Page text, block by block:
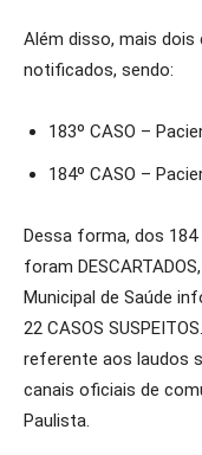
Além disso, mais
notificados, sendo:
183º CASO –
184º CASO –
Dessa forma, dos 184
foram
Municipal de Saúde
22 CASOS
referente aos laudos
canais oficiais de
Paulista.